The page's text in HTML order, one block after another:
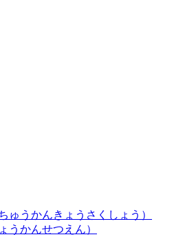
ゅうかんきょうさくしょう）
うかんせつえん）